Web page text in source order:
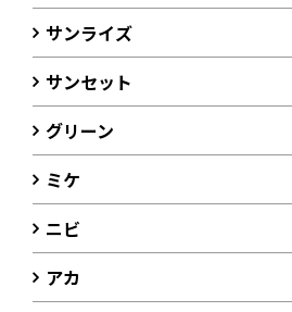
サンライズ
サンセット
グリーン
ミケ
ニビ
アカ